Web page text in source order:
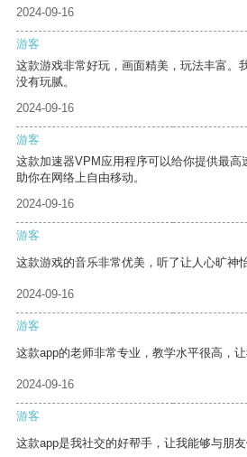
2024-09-16
游客
这款游戏非常好玩，画面精美，玩法丰富。
没有玩腻。
2024-09-16
游客
这款加速器VPM应用程序可以给你提供最高
助你在网络上自由移动。
2024-09-16
游客
这款游戏的音乐非常优美，听了让人心旷神怡
2024-09-16
游客
这款app的老师非常专业，教学水平很高，让
2024-09-16
游客
这款app是我社交的好帮手，让我能够与朋